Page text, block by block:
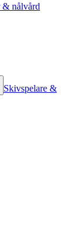
& nålvård
Skivspelare &